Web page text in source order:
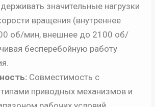
значительные нагрузки
вращения (внутреннее
об/мин, внешнее до 2100 об/
бесперебойную работу
Совместимость с
приводных механизмов и